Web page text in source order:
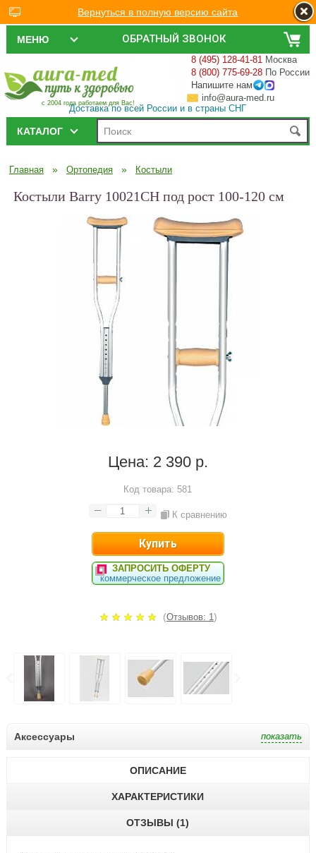
ОБРАТНЫЙ ЗВОНОК
МЕНЮ
с 2004 года работаем для Вас!
8 (495) 128-41-81 Москва
8 (800) 775-69-28 По России
Напишите нам
info@aura-med.ru
Доставка по всей России и в страны СНГ
КАТАЛОГ
Главная » Ортопедия » Костыли
Костыли Barry 10021CH под рост 100-120 см
Цена: 2 390 р.
Код товара: 581
К сравнению
ЗАПРОСИТЬ ОФЕРТУ
коммерческое предложение
(Отзывов: 1)
Аксессуары
ОПИСАНИЕ
ХАРАКТЕРИСТИКИ
ОТЗЫВЫ (1)
Вернуться в полную версию сайта